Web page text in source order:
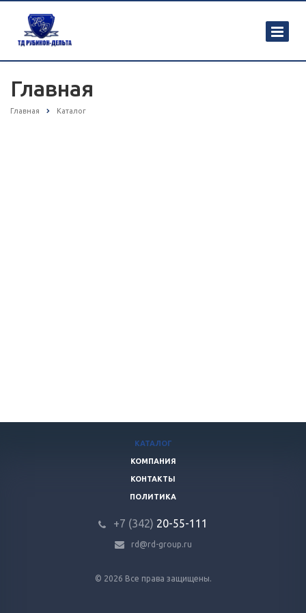
Главная
Главная Каталог
© 2026 Все права защищены.
КАТАЛОГ
КОМПАНИЯ
КОНТАКТЫ
ПОЛИТИКА
+7 (342) 20-55-111
rd@rd-group.ru